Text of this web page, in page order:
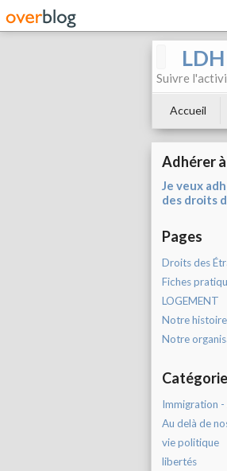
Suivre
Accueil
Adhérer
Je veux
des droits
Pages
Droits des
Fiches
LOGEMENT
Notre histoire
Notre
Immigration -
Au delà de
vie politique
libertés